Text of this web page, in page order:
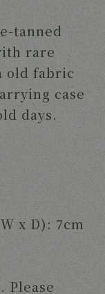
tanned
rare
old fabric
case
days.
x D): 7cm
Please